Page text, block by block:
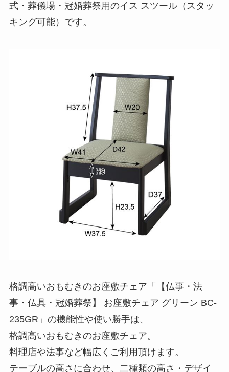
式・葬儀場・冠婚葬祭用のイス スツール（スタッ
キング可能）です。
格調高いおもむきのお座敷チェア「【仏事・法
事・仏具・冠婚葬祭】 お座敷チェア グリーン BC-
235GR」の機能性や使い勝手は、
格調高いおもむきのお座敷チェア。
料理店や法事など幅広くご利用頂けます。
テーブルの高さに合わせ、二種類の高さ・デザイ